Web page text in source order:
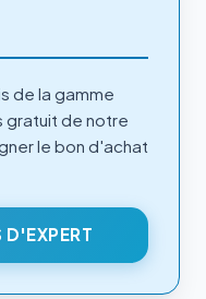
de la gamme
gratuit de notre
le bon d'achat
D'EXPERT